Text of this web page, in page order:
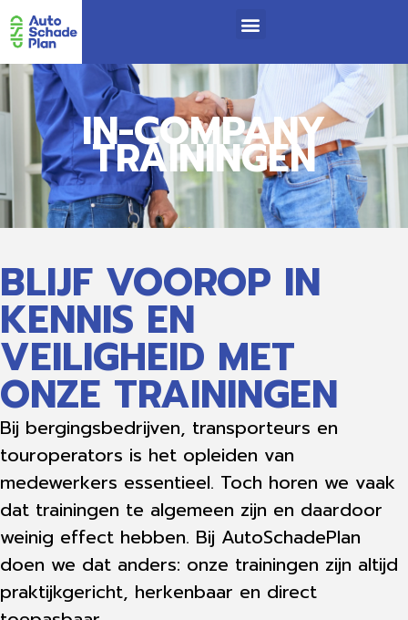
IN-COMPANY
TRAININGEN
BLIJF VOOROP IN
KENNIS EN
VEILIGHEID MET
ONZE TRAININGEN
Bij bergingsbedrijven, transporteurs en
touroperators is het opleiden van
medewerkers essentieel. Toch horen we vaak
dat trainingen te algemeen zijn en daardoor
weinig effect hebben. Bij AutoSchadePlan
doen we dat anders: onze trainingen zijn altijd
praktijkgericht, herkenbaar en direct